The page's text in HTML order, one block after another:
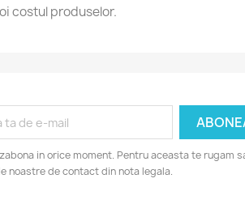
costul produselor.
in orice moment. Pentru aceasta te rugam
noastre de contact din nota legala.